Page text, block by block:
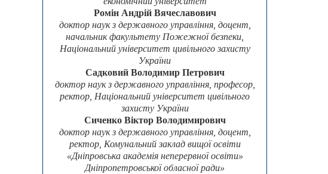
Ромін Андрій Вячеславович
доктор наук з державного управління, доцент,
начальник факультету Пожежної безпеки,
Національний університет цивільного захисту
України
Садковий Володимир Петрович
доктор наук з державного управління, професор,
ректор, Національний університет цивільного
захисту України
Сиченко Віктор Володимирович
доктор наук з державного управління, доцент,
ректор, Комунальний заклад вищої освіти
«Дніпровська академія неперервної освіти»
Дніпропетровської обласної ради»